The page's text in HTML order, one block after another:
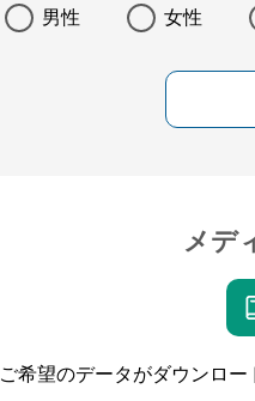
男性 女性
メデ
ご希望のデータがダウンロ